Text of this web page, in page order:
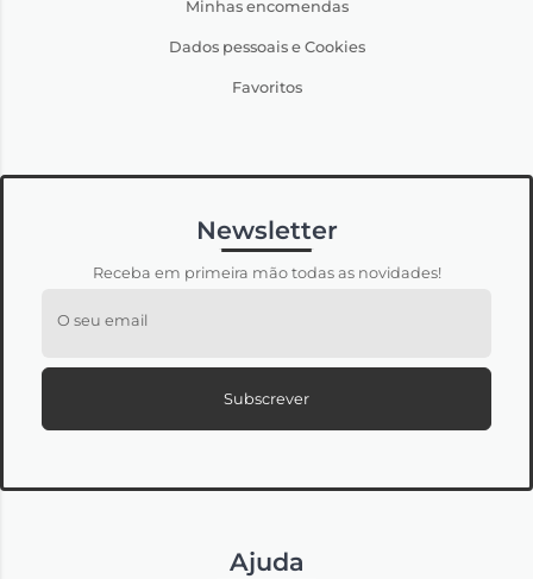
Minhas encomendas
Dados pessoais e Cookies
Favoritos
Newsletter
Receba em primeira mão todas as novidades!
O seu email
Subscrever
Ajuda